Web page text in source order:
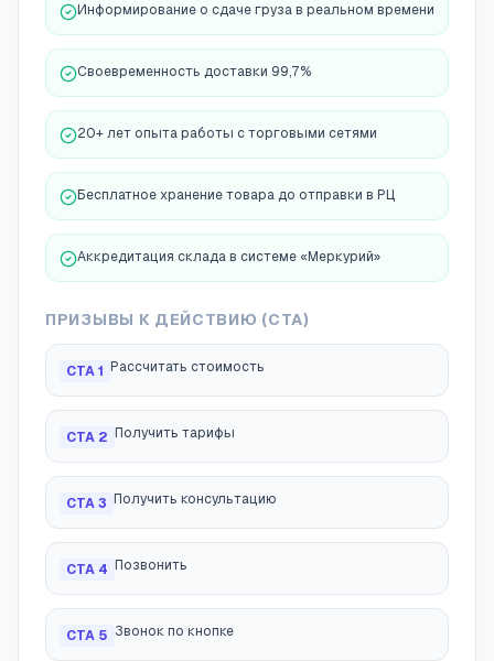
Информирование о сдаче груза в реальном времени
Своевременность доставки 99,7%
20+ лет опыта работы с торговыми сетями
Бесплатное хранение товара до отправки в РЦ
Аккредитация склада в системе «Меркурий»
ПРИЗЫВЫ К ДЕЙСТВИЮ (CTA)
CTA 1 Рассчитать стоимость
CTA 2 Получить тарифы
CTA 3 Получить консультацию
CTA 4 Позвонить
CTA 5 Звонок по кнопке